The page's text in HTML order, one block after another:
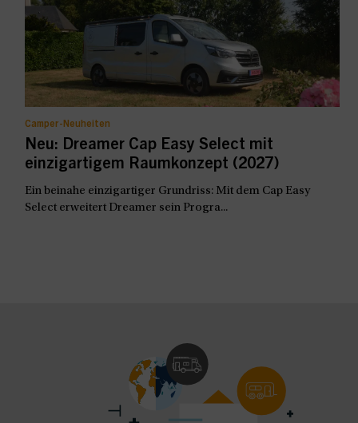
Camper-Neuheiten
Neu: Dreamer Cap Easy Select mit
einzigartigem Raumkonzept (2027)
Ein beinahe einzigartiger Grundriss: Mit dem Cap Easy
Select erweitert Dreamer sein Progra...